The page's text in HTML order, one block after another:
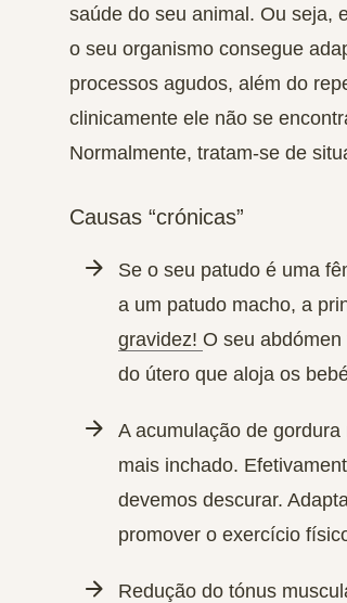
saúde do seu animal. Ou seja,
o seu organismo consegue
processos agudos, além do
clinicamente ele não se
Normalmente, tratam-se de
Causas “crónicas”
Se o seu patudo é uma
a um patudo macho, a
gravidez! O seu
do útero que aloja os
A acumulação de gordura
mais inchado.
devemos descurar.
promover o exercício
Redução do tónus